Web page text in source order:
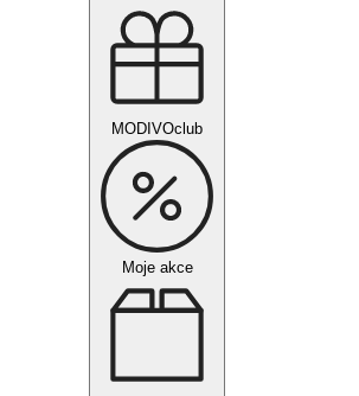
MODIVOclub
Moje akce